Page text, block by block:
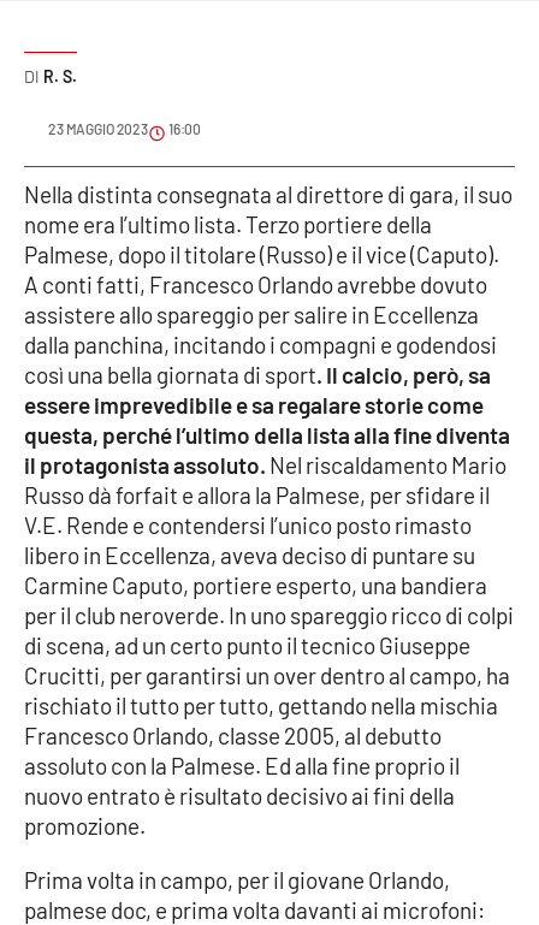
Podcast
Editoriali
VIDEO
Ambiente
Cronaca
Cultura
Economia e Lavoro
Politica
Sanità
Società
Sport
RUBRICHE
Good Morning Vietnam
R. S.
23 MAGGIO 2023 16:00
Nella distinta consegnata al direttore di gara, il suo
nome era l’ultimo lista. Terzo portiere della
Palmese, dopo il titolare (Russo) e il vice (Caputo).
A conti fatti, Francesco Orlando avrebbe dovuto
assistere allo spareggio per salire in Eccellenza
dalla panchina, incitando i compagni e godendosi
così una bella giornata di sport. Il calcio, però, sa
essere imprevedibile e sa regalare storie come
questa, perché l’ultimo della lista alla fine diventa
il protagonista assoluto. Nel riscaldamento Mario
Russo dà forfait e allora la Palmese, per sfidare il
V.E. Rende e contendersi l’unico posto rimasto
libero in Eccellenza, aveva deciso di puntare su
Carmine Caputo, portiere esperto, una bandiera
per il club neroverde. In uno spareggio ricco di colpi
di scena, ad un certo punto il tecnico Giuseppe
Crucitti, per garantirsi un over dentro al campo, ha
rischiato il tutto per tutto, gettando nella mischia
Francesco Orlando, classe 2005, al debutto
assoluto con la Palmese. Ed alla fine proprio il
nuovo entrato è risultato decisivo ai fini della
promozione.
Prima volta in campo, per il giovane Orlando,
palmese doc, e prima volta davanti ai microfoni: